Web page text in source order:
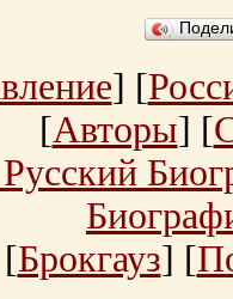
] [
[Авторы] [
Брокгауз] [